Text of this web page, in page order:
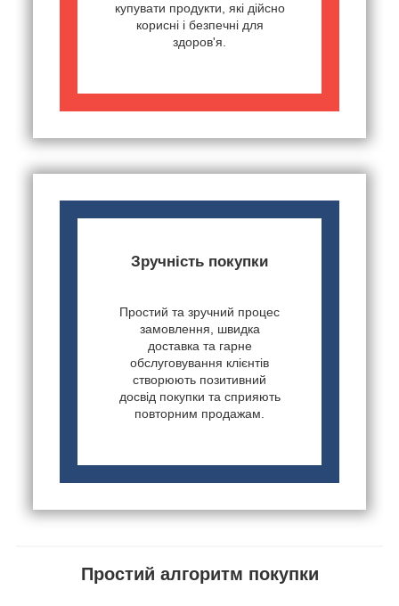
купувати продукти, які дійсно
корисні і безпечні для
здоров'я.
Зручність покупки
Простий та зручний процес
замовлення, швидка
доставка та гарне
обслуговування клієнтів
створюють позитивний
досвід покупки та сприяють
повторним продажам.
Простий алгоритм покупки